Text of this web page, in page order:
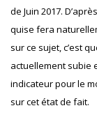
de Juin 2017.
quise fera
sur ce sujet, c’est
actuellement subie
indicateur pour le
sur cet état de fait.